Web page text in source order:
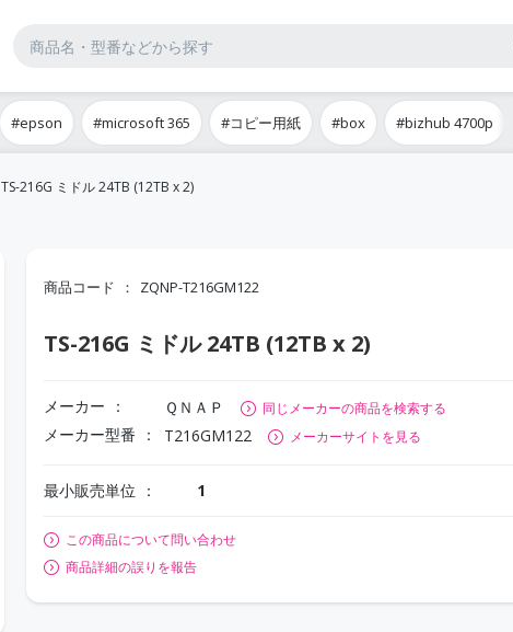
#epson #microsoft 365 #コピー用紙 #box #bizhub 4700p
TS-216G ミドル 24TB (12TB x 2)
商品コード ZQNP-T216GM122
TS-216G ミドル 24TB (12TB x 2)
メーカー ＱＮＡＰ 同じメーカーの商品を検索する
メーカー型番 T216GM122 メーカーサイトを見る
最小販売単位 1
この商品について問い合わせ
商品詳細の誤りを報告